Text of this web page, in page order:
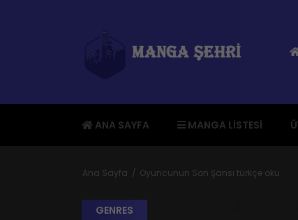
ANA SAYFA MANGA LISTESI
Ana Sayfa Oyuncunun Son Şansı türkçe oku
GENRES